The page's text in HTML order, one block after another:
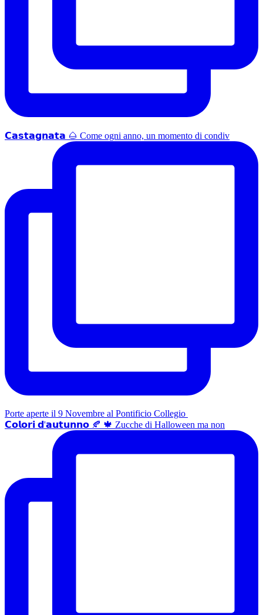
𝗖𝗮𝘀𝘁𝗮𝗴𝗻𝗮𝘁𝗮 🌰 Come ogni anno, un momento di condiv
Porte aperte il 9 Novembre al Pontificio Collegio
𝗖𝗼𝗹𝗼𝗿𝗶 𝗱'𝗮𝘂𝘁𝘂𝗻𝗻𝗼 🍂 🍁 Zucche di Halloween ma non